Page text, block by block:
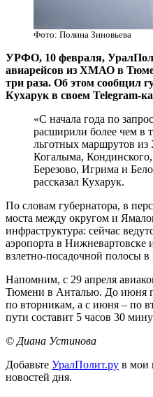
Фото: Полина Зиновьева
УРФО, 10 февраля,
авиарейсов из ХМАО в
три раза. Об этом сообщил
Кухарук в своем Telegram-
«С начала года по
расширили более чем в
льготных маршрутов
Когалыма,
Березово, Игрима и
рассказал Кухарук.
По словам губернатора, в
моста между округом и
инфраструктура: сейчас
аэропорта в Нижневартовске
взлетно-посадочной полосы в
Напомним, с 29 апреля
Тюмени в Анталью. До июня
по вторникам, а с июня – по
пути составит 5 часов 30
© Диана Устинова
Добавьте УралПолит.ру в мои
новостей дня.